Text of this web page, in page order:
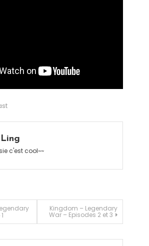
c'est cool~~
de l’article
Kingdom – Legendary
War – Episodes 2 et 3